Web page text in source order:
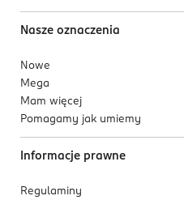
Nasze oznaczenia
Nowe
Mega
Mam więcej
Pomagamy jak umiemy
Informacje prawne
Regulaminy